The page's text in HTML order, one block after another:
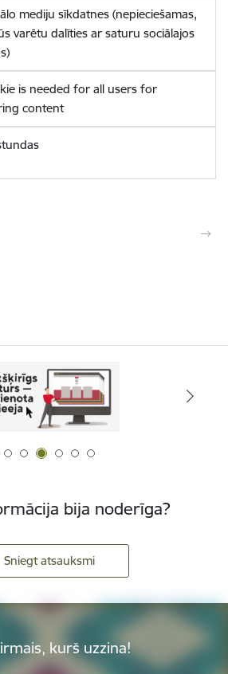
mediju sīkdatnes (nepieciešamas,
varētu dalīties ar saturu sociālajos
is needed for all users for
content
bija noderīga?
Sniegt atsauksmi
kurš uzzina!